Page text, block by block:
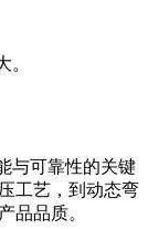
。
与可靠性的关键
工艺，到动态弯
品品质。